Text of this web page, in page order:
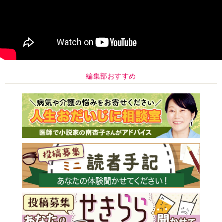
編集部おすすめ